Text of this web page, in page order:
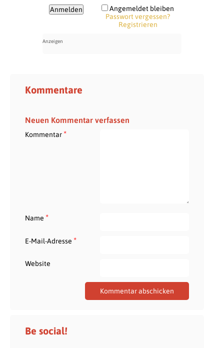
Angemeldet bleiben
Passwort vergessen?
Registrieren
Kommentare
Neuen Kommentar verfassen
Kommentar*
Name *
E-Mail-Adresse *
Website
Be social!